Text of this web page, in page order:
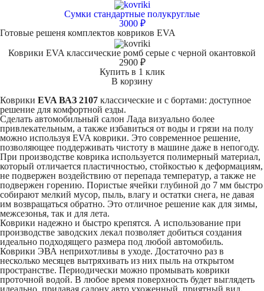
Сумки стандартные полукруглые
3000 ₽
Готовые решеня комплектов ковриков EVA
Коврики EVA классические ромб серые с черной окантовкой
2900 ₽
Купить в 1 клик
В корзину
Коврики EVA ВАЗ 2107 классические и с бортами: доступное
решение для комфортной езды.
Сделать автомобильный салон Лада визуально более
привлекательным, а также избавиться от воды и грязи на полу
можно используя EVA коврики. Это современное решение,
позволяющее поддерживать чистоту в машине даже в непогоду.
При производстве коврика используется полимерный материал,
который отличается пластичностью, стойкостью к деформациям,
не подвержен воздействию от перепада температур, а также не
подвержен горению. Пористые ячейки глубиной до 7 мм быстро
собирают мелкий мусор, пыль, влагу и остатки снега, не давая
им возвращаться обратно. Это отличное решение как для зимы,
межсезонья, так и для лета.
Коврики надежно и быстро крепятся. А использование при
производстве заводских лекал позволяет добиться создания
идеально подходящего размера под любой автомобиль.
Коврики ЭВА неприхотливы в уходе. Достаточно раз в
несколько месяцев вытряхивать из них пыль на открытом
пространстве. Периодически можно промывать коврики
проточной водой. В любое время поверхность будет выглядеть
идеально, придавая салону авто ухоженный, приятный вид.